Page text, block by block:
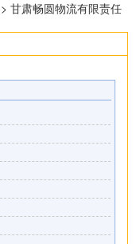
> 甘肃畅圆物流有限责任